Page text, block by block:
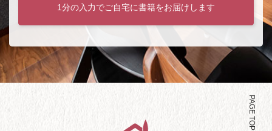
1分の入力でご自宅に書籍をお届けします
PAGE TOP